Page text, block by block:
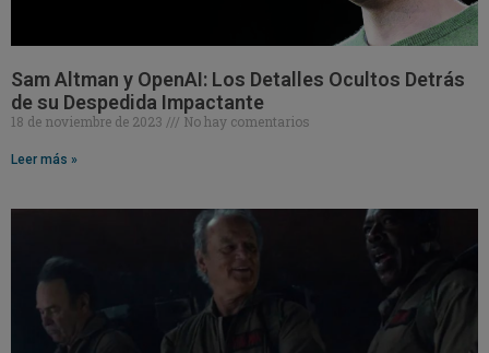
Sam Altman y OpenAI: Los Detalles Ocultos Detrás
de su Despedida Impactante
18 de noviembre de 2023 No hay comentarios
Leer más »